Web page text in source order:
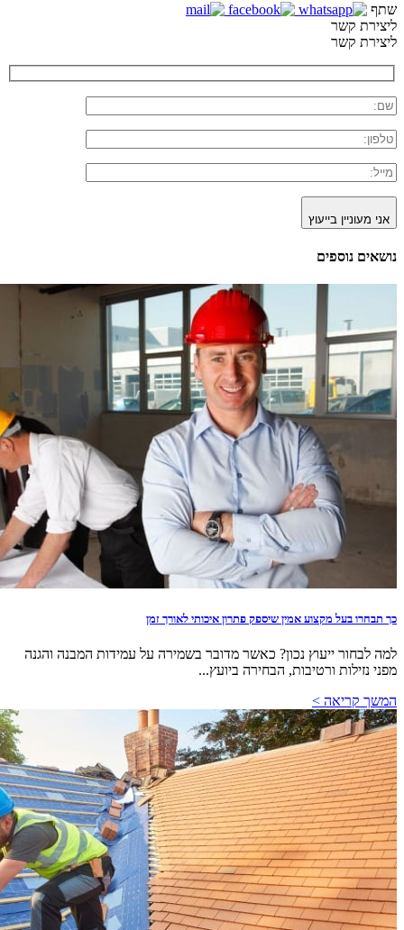
שתף
ליצירת קשר
ליצירת קשר
אני מעוניין בייעוץ
נושאים נוספים
כך תבחרו בעל מקצוע אמין שיספק פתרון איכותי לאורך זמן
למה לבחור ייעוץ נכון? כאשר מדובר בשמירה על עמידות המבנה והגנה
מפני נזילות ורטיבות, הבחירה ביועץ...
המשך קריאה >